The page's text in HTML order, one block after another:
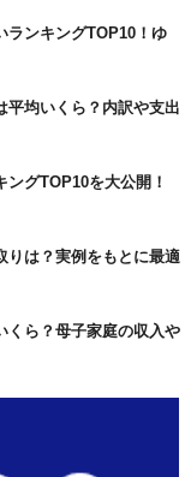
ランキングTOP10！ゆ
平均いくら？内訳や支出
グTOP10を大公開！
りは？実例をもとに最適
くら？母子家庭の収入や